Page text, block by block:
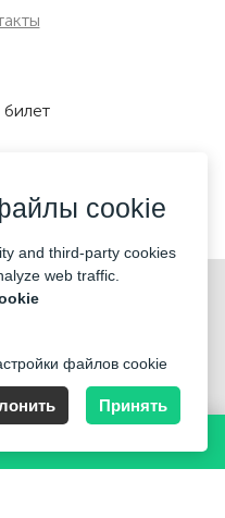
права защищены
билет
cookie
and third-party cookies
web traffic.
файлов cookie
Принять